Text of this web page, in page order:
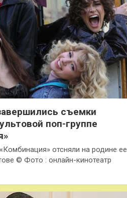
съемки
поп-группе
отсняли на родине ее
© Фото : онлайн-кинотеатр